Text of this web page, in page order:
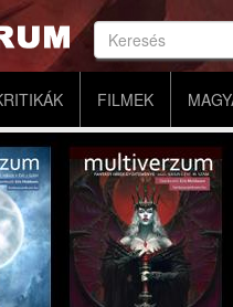
Keresés
Keresés
FILMEK